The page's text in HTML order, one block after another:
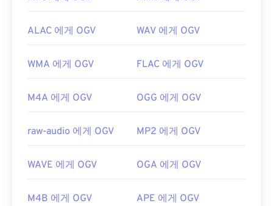
ALAC 에게 OGV WAV 에게 OGV
WMA 에게 OGV FLAC 에게 OGV
M4A 에게 OGV OGG 에게 OGV
raw-audio 에게 OGV MP2 에게 OGV
WAVE 에게 OGV OGA 에게 OGV
M4B 에게 OGV APE 에게 OGV